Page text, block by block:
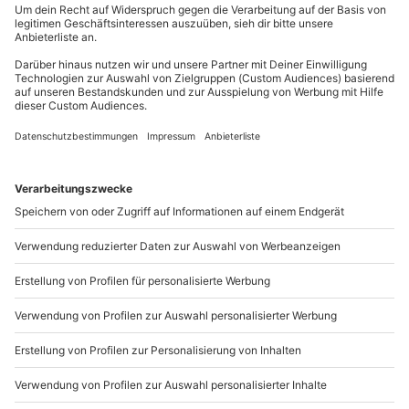
Flusses, weshalb auch der Zeitbedarf beim Rafting
sehr stark vom Wasserstand abhängig ist. Zusätzlich
vom Wasserpegel bestimmt.
außer an bundesweiten Feiertagen:
Du möchtest als Firma bestellen?
Sichere Dir attraktive Firmenkunden Vorteile.
089 / 21 12 90 20
Mo-Fr: 9-17 Uhr
b2b@mydays.de
www.b2b.mydays.de/
Artikelnummer:23335